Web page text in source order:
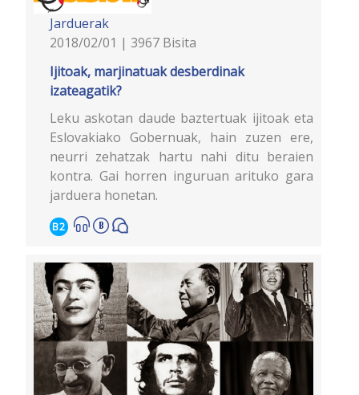
Jarduerak
2018/02/01 | 3967 Bisita
Ijitoak, marjinatuak desberdinak
izateagatik?
Leku askotan daude baztertuak ijitoak eta
Eslovakiako Gobernuak, hain zuzen ere,
neurri zehatzak hartu nahi ditu beraien
kontra. Gai horren inguruan arituko gara
jarduera honetan.
B2